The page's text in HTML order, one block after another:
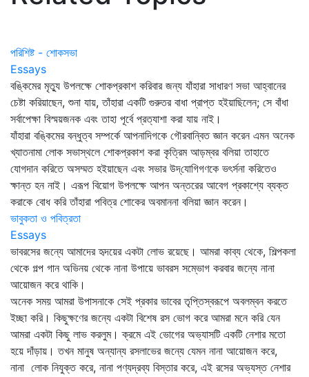
পরিশিষ্ট - শোকসভা
Essays
বঙ্কিমের মৃত্যু উপলক্ষে শোকপ্রকাশ করিবার জন্য যাঁহারা সাধারণ সভা আহ্বানের
চেষ্টা করিয়াছেন, শুনা যায়, তাঁহারা একটি গুরুতর বাধা প্রাপ্ত হইয়াছিলেন; সে বাঁধা
সর্বাপেক্ষা বিস্ময়জনক এবং তাহা পূর্বে প্রত্যাশা করা যায় নাই।
যাঁহারা বঙ্কিমের বন্ধুত্ব সম্পর্কে আপনাদিগকে গৌরবান্বিত জ্ঞান করেন এমন অনেক
খ্যাতনামা লোক সভাস্থলে শোকপ্রকাশ করা কৃত্রিম আড়ম্বর বলিয়া তাহাতে
যোগদান করিতে অসম্মত হইয়াছেন এবং সভার উদ্‌যোগিগণকে ভৎর্সনা করিতেও
ক্ষান্ত হন নাই। এরূপ বিয়োগ উপলক্ষে আপন অন্তরের আবেগ প্রকাশ্যে ব্যক্ত
করাকে বোধ করি তাঁহারা পবিত্র শোকের অবমাননা বলিয়া জ্ঞান করেন।
ভাবুকতা ও পবিত্রতা
Essays
ভাবরসের জন্যে আমাদের হৃদয়ের একটা লোভ রয়েছে। আমরা কাব্য থেকে, শিল্পকলা
থেকে গল্প গান অভিনয় থেকে নানা উপায়ে ভাবরস সম্ভোগ করবার জন্যে নানা
আয়োজন করে থাকি।
অনেক সময় আমরা উপাসনাকে সেই প্রকার ভাবের তৃপ্তিস্বরূপে অবলম্বন করতে
ইচ্ছা করি। কিছুক্ষণের জন্যে একটা বিশেষ রস ভোগ করে আমরা মনে করি যেন
আমরা একটা কিছু লাভ করলুম। ক্রমে এই ভোগের অভ্যাসটি একটি নেশার মতো
হয়ে দাঁড়ায়। তখন মানুষ অন্যান্য রসলাভের জন্যে যেমন নানা আয়োজন করে,
নানা লোক নিযুক্ত করে, নানা পণ্যদ্রব্য বিস্তার করে, এই রসের অভ্যস্ত নেশার